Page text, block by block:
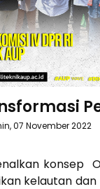
07 November 2022
kelautan